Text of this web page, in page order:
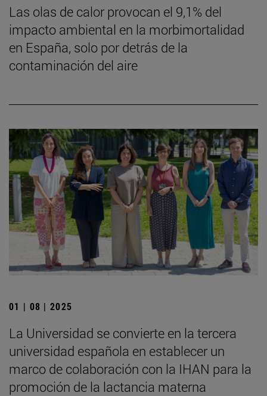
Las olas de calor provocan el 9,1% del
impacto ambiental en la morbimortalidad
en España, solo por detrás de la
contaminación del aire
01 | 08 | 2025
La Universidad se convierte en la tercera
universidad española en establecer un
marco de colaboración con la IHAN para la
promoción de la lactancia materna